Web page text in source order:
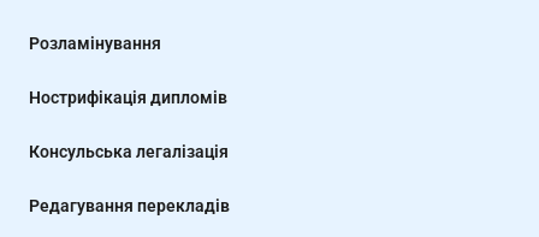
Розламінування
Нострифікація дипломів
Консульська легалізація
Редагування перекладів